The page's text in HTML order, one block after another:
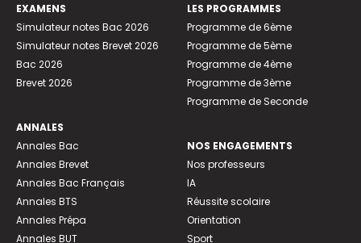
EXAMENS
Simulateur notes Bac 2026
Simulateur notes Brevet 2026
Bac 2026
Brevet 2026
ANNALES
Annales Bac
Annales Brevet
Annales Bac Français
Annales BTS
Annales Prépa
Annales BUT
LES PROGRAMMES
Programme de 6ème
Programme de 5ème
Programme de 4ème
Programme de 3ème
Programme de Seconde
NOS ENGAGEMENTS
Nos professeurs
IA
Réussite scolaire
Orientation
Sport